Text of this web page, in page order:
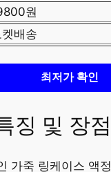
원
켓배송
최저가 확인
징 및 장점
가죽 링케이스 액